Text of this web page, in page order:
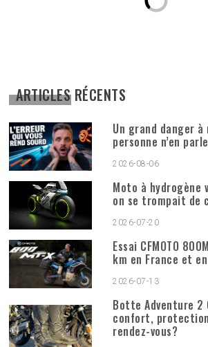
ARTICLES RÉCENTS
Un grand danger
personne n’en parle
2026-08-06
Moto à
on se trompait de
2026-07-20
Essai CFMOTO
km en France et
2026-07-13
Botte Adventure 2
confort,
rendez-vous?